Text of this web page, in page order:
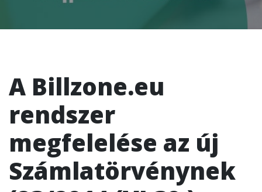
A Billzone.eu
rendszer
megfelelése az új
Számlatörvénynek